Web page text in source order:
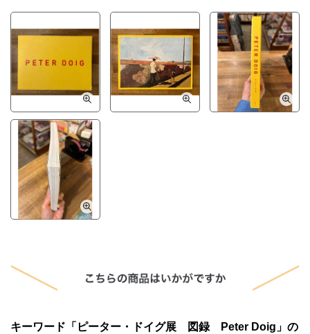
キーワード「ピーター・ドイグ展 図録 Peter Doig」の